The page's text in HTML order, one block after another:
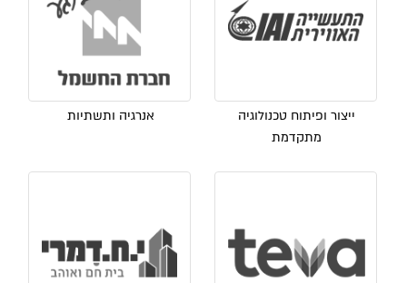
ייצור ופיתוח טכנולוגיה
מתקדמת
אנרגיה ותשתיות